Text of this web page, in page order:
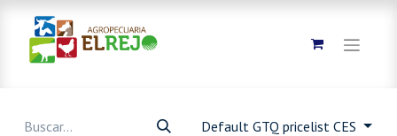
Default GTQ pricelist CES